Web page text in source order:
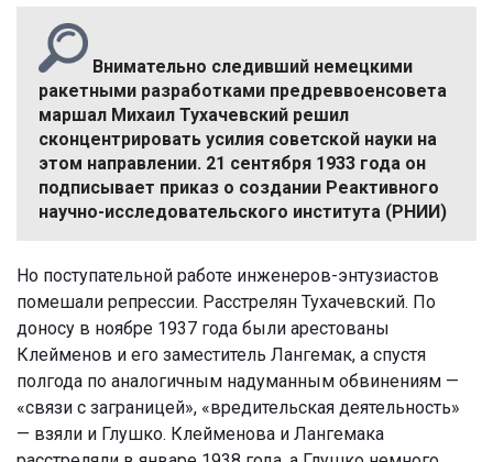
Внимательно следивший немецкими
ракетными разработками предреввоенсовета
маршал Михаил Тухачевский решил
сконцентрировать усилия советской науки на
этом направлении. 21 сентября 1933 года он
подписывает приказ о создании Реактивного
научно-исследовательского института (РНИИ)
Но поступательной работе инженеров-энтузиастов
помешали репрессии. Расстрелян Тухачевский. По
доносу в ноябре 1937 года были арестованы
Клейменов и его заместитель Лангемак, а спустя
полгода по аналогичным надуманным обвинениям —
«связи с заграницей», «вредительская деятельность»
— взяли и Глушко. Клейменова и Лангемака